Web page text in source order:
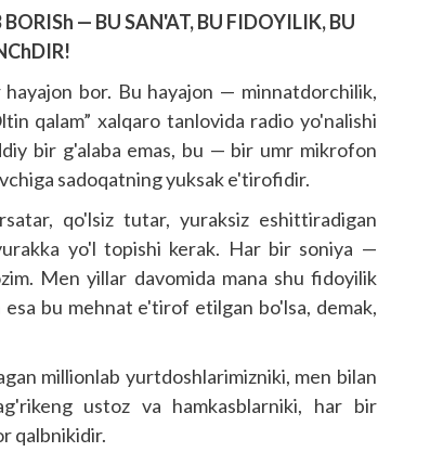
— BU SAN'AT, BU FIDOYILIK, BU
bor. Bu hayajon — minnatdorchilik,
qalam” xalqaro tanlovida radio yo'nalishi
bir g'alaba emas, bu — bir umr mikrofon
sadoqatning yuksak e'tirofidir.
qo'lsiz tutar, yuraksiz eshittiradigan
yo'l topishi kerak. Har bir soniya —
Men yillar davomida mana shu fidoyilik
bu mehnat e'tirof etilgan bo'lsa, demak,
millionlab yurtdoshlarimizniki, men bilan
ustoz va hamkasblarniki, har bir
qalbnikidir.